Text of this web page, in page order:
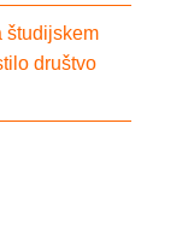
študijskem
društvo